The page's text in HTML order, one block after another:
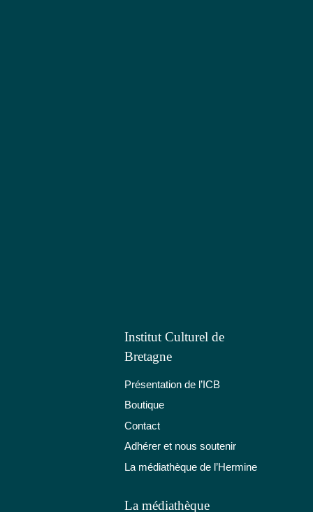
Institut Culturel de
Bretagne
Présentation de l’ICB
Boutique
Contact
Adhérer et nous soutenir
La médiathèque de l’Hermine
La médiathèque